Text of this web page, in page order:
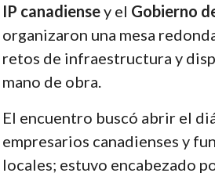
IP canadiensey el Gobierno
organizaron una mesa
retos de infraestructura y
mano de obra.
El encuentro buscó abrir el
empresarios canadienses y
locales; estuvo encabezado